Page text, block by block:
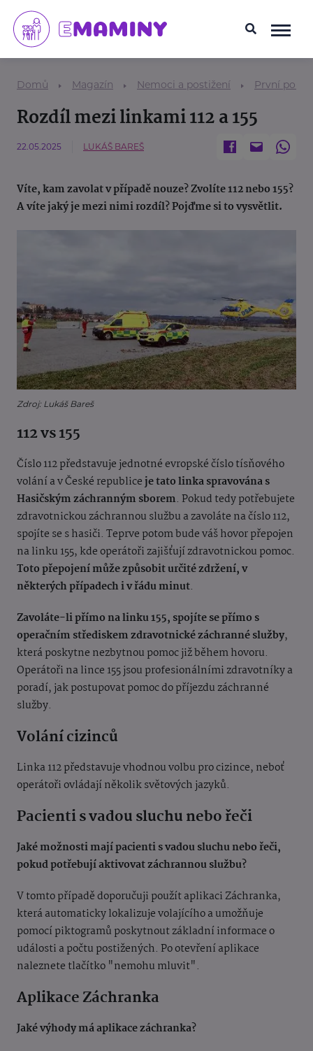
Domů Magazín Nemoci a postižení První
Rozdíl mezi linkami 112 a 155
22.05.2025 LUKÁŠ BAREŠ
Víte, kam zavolat v případě nouze? Zvolíte 112 nebo 155?
A víte jaký je mezi nimi rozdíl? Pojďme si to vysvětlit.
Zdroj: Lukáš Bareš
112 vs 155
Číslo 112 představuje jednotné evropské číslo tísňového
volání a v České republice je tato linka spravována s
Hasičským záchranným sborem. Pokud tedy potřebujete
zdravotnickou záchrannou službu a zavoláte na číslo 112,
spojíte se s hasiči. Teprve potom bude váš hovor přepojen
na linku 155, kde operátoři zajišťují zdravotnickou pomoc.
Toto přepojení může způsobit určité zdržení, v
některých případech i v řádu minut.
Zavoláte-li přímo na linku 155, spojíte se přímo s
operačním střediskem zdravotnické záchranné služby,
která poskytne nezbytnou pomoc již během hovoru.
Operátoři na lince 155 jsou profesionálními zdravotníky a
poradí, jak postupovat pomoc do příjezdu záchranné
služby.
Volání cizinců
Linka 112 představuje vhodnou volbu pro cizince, neboť
operátoři ovládají několik světových jazyků.
Pacienti s vadou sluchu nebo řeči
Jaké možnosti mají pacienti s vadou sluchu nebo řeči,
pokud potřebují aktivovat záchrannou službu?
V tomto případě doporučuji použít aplikaci Záchranka,
která automaticky lokalizuje volajícího a umožňuje
pomocí piktogramů poskytnout základní informace o
události a počtu postižených. Po otevření aplikace
naleznete tlačítko "nemohu mluvit".
Aplikace Záchranka
Jaké výhody má aplikace záchranka?